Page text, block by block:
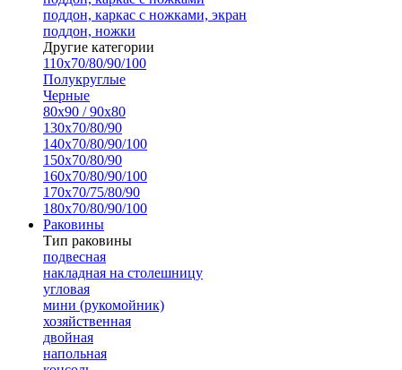
поддон, каркас с ножками, экран
поддон, ножки
Другие категории
110х70/80/90/100
Полукруглые
Черные
80х90 / 90х80
130х70/80/90
140х70/80/90/100
150х70/80/90
160х70/80/90/100
170х70/75/80/90
180х70/80/90/100
Раковины
Тип раковины
подвесная
накладная на столешницу
угловая
мини (рукомойник)
хозяйственная
двойная
напольная